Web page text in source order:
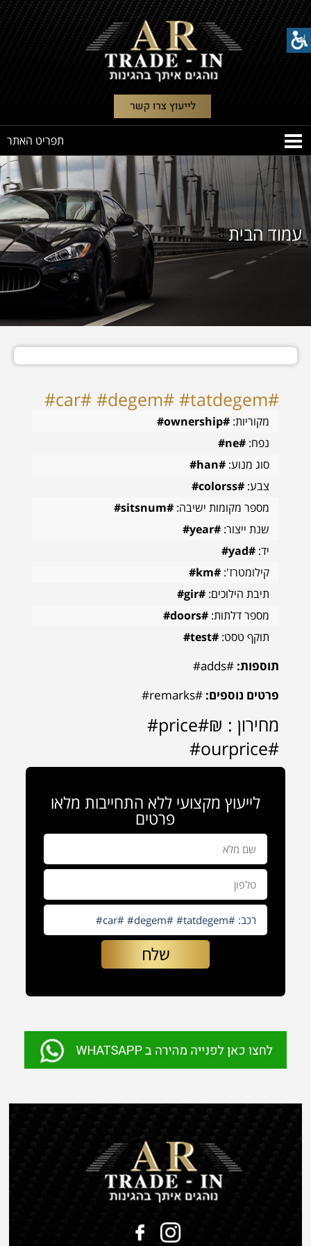
עמוד הבית
#car# #degem# #tatdegem#
מקוריות:#ownership#
נפח:#ne#
סוג מנוע:#han#
צבע:#colorss#
מספר מקומות ישיבה:#sitsnum#
שנת ייצור:#year#
יד:#yad#
קילומטרז':#km#
תיבת הילוכים:#gir#
מספר דלתות:#doors#
תוקף טסט:#test#
תוספות: #adds#
פרטים נוספים: #remarks#
מחירון : ₪#price#
#ourprice#
לייעוץ מקצועי ללא התחייבות מלאו
פרטים